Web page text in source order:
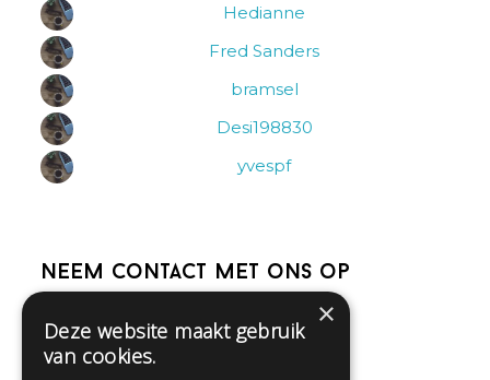
Hedianne
Fred Sanders
bramsel
Desi198830
yvespf
Neem contact met ons op
Help
×
Deze website maakt gebruik
van cookies.